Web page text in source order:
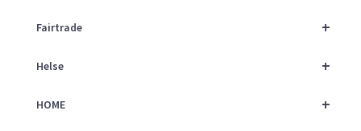
+
Fairtrade
+
Helse
+
HOME